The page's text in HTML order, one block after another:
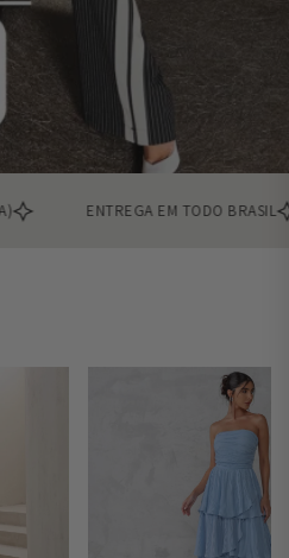
ENTREGA EM TODO BRASIL